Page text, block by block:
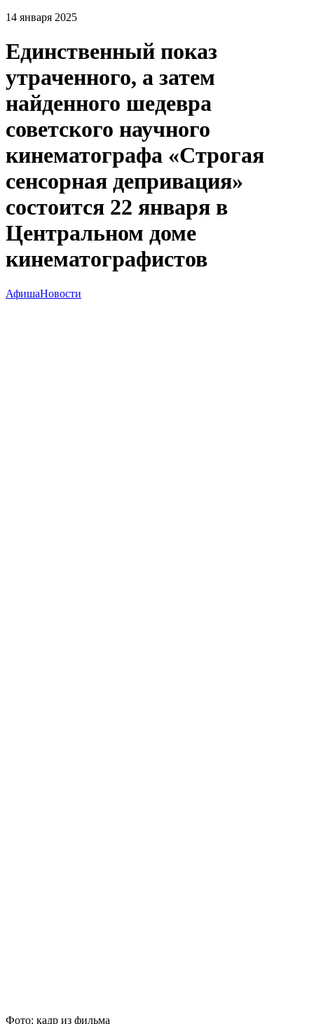
14 января 2025
Единственный показ
утраченного, а затем
найденного шедевра
советского научного
кинематографа «Строгая
сенсорная депривация»
состоится 22 января в
Центральном доме
кинематографистов
АфишаНовости
Фото: кадр из фильма